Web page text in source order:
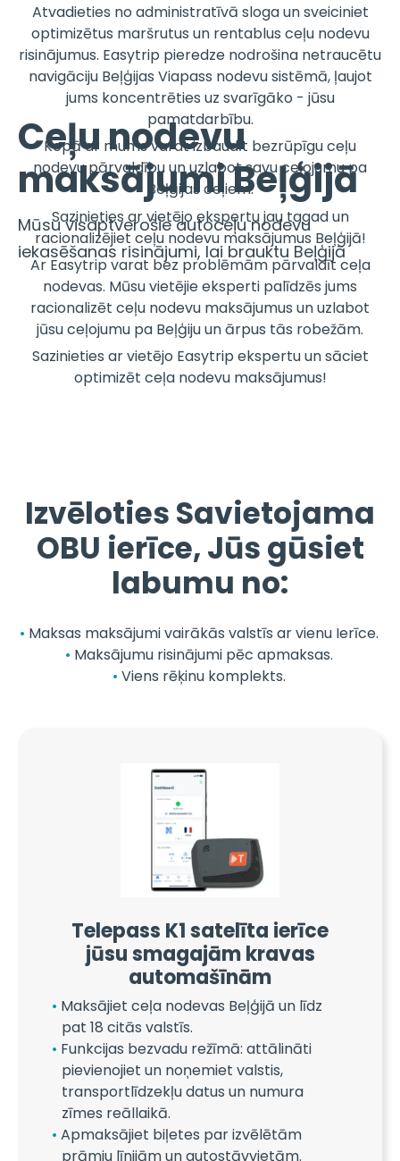
Ceļu nodevu
maksājumi Beļģijā
Mūsu visaptverošie autoceļu nodevu
iekasēšanas risinājumi, lai brauktu Beļģijā
Atvadieties no administratīvā sloga un sveiciniet
optimizētus maršrutus un rentablus ceļu nodevu
risinājumus. Easytrip pieredze nodrošina netraucētu
navigāciju Beļģijas Viapass nodevu sistēmā, ļaujot
jums koncentrēties uz svarīgāko - jūsu
pamatdarbību.
Kopā ar mums varat izbaudīt bezrūpīgu ceļu
nodevu pārvaldību un uzlabot savu ceļojumu pa
Beļģijas ceļiem.
Sazinieties ar vietējo ekspertu jau tagad un
racionalizējiet ceļu nodevu maksājumus Beļģijā!
Ar Easytrip varat bez problēmām pārvaldīt ceļa
nodevas. Mūsu vietējie eksperti palīdzēs jums
racionalizēt ceļu nodevu maksājumus un uzlabot
jūsu ceļojumu pa Beļģiju un ārpus tās robežām.
Sazinieties ar vietējo Easytrip ekspertu un sāciet
optimizēt ceļa nodevu maksājumus!
Izvēloties Savietojama
OBU ierīce, Jūs gūsiet
labumu no:
Maksas maksājumi vairākās valstīs ar vienu Ierīce.
Maksājumu risinājumi pēc apmaksas.
Viens rēķinu komplekts.
Telepass K1 satelīta ierīce
jūsu smagajām kravas
automašīnām
Maksājiet ceļa nodevas Beļģijā un līdz
pat 18 citās valstīs.
Funkcijas bezvadu režīmā: attālināti
pievienojiet un noņemiet valstis,
transportlīdzekļu datus un numura
zīmes reāllaikā.
Apmaksājiet biļetes par izvēlētām
prāmju līnijām un autostāvvietām.